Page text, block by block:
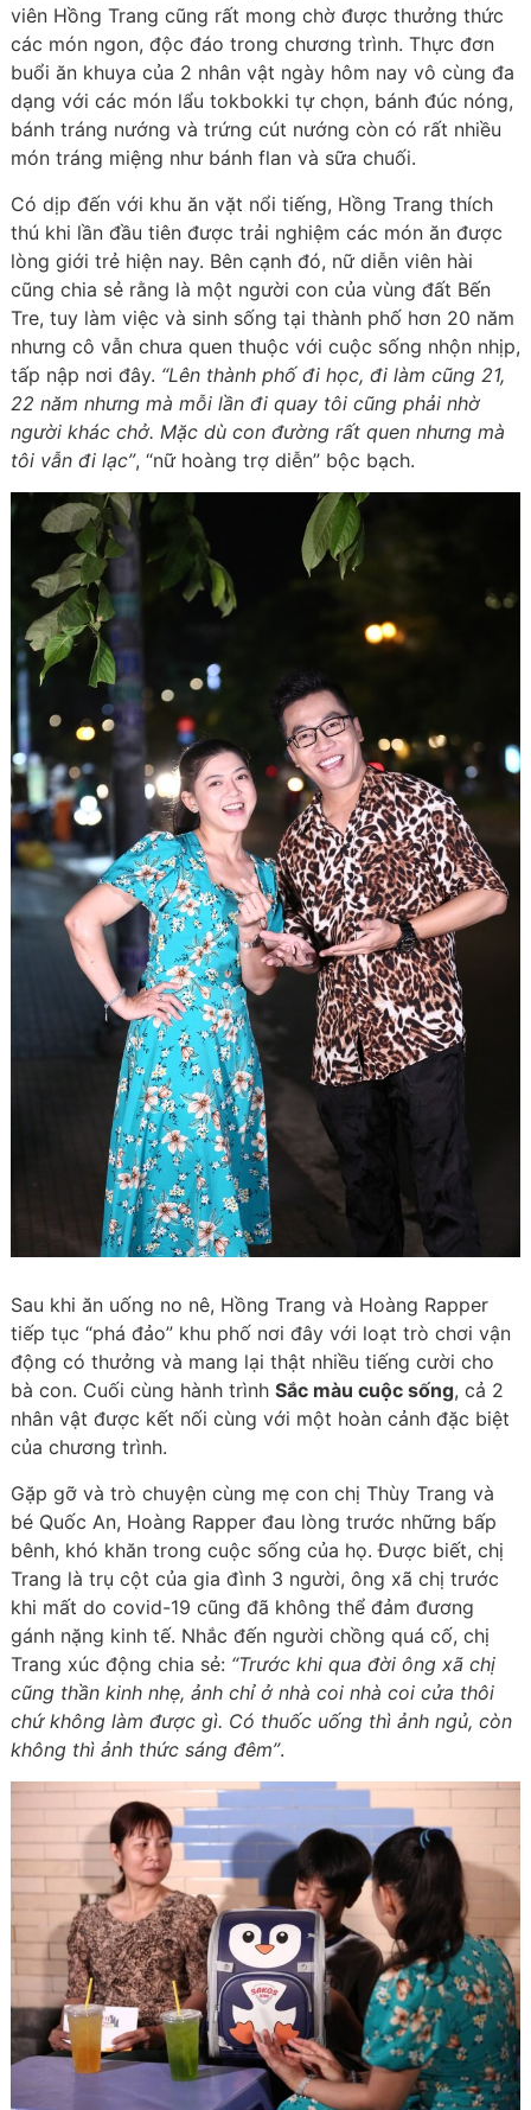
viên Hồng Trang cũng rất mong chờ được thưởng thức
các món ngon, độc đáo trong chương trình. Thực đơn
buổi ăn khuya của 2 nhân vật ngày hôm nay vô cùng đa
dạng với các món lẩu tokbokki tự chọn, bánh đúc nóng,
bánh tráng nướng và trứng cút nướng còn có rất nhiều
món tráng miệng như bánh flan và sữa chuối.
Có dịp đến với khu ăn vặt nổi tiếng, Hồng Trang thích
thú khi lần đầu tiên được trải nghiệm các món ăn được
lòng giới trẻ hiện nay. Bên cạnh đó, nữ diễn viên hài
cũng chia sẻ rằng là một người con của vùng đất Bến
Tre, tuy làm việc và sinh sống tại thành phố hơn 20 năm
nhưng cô vẫn chưa quen thuộc với cuộc sống nhộn nhịp,
tấp nập nơi đây. “Lên thành phố đi học, đi làm cũng 21,
22 năm nhưng mà mỗi lần đi quay tôi cũng phải nhờ
người khác chở. Mặc dù con đường rất quen nhưng mà
tôi vẫn đi lạc”, “nữ hoàng trợ diễn” bộc bạch.
Sau khi ăn uống no nê, Hồng Trang và Hoàng Rapper
tiếp tục “phá đảo” khu phố nơi đây với loạt trò chơi vận
động có thưởng và mang lại thật nhiều tiếng cười cho
bà con. Cuối cùng hành trình Sắc màu cuộc sống, cả 2
nhân vật được kết nối cùng với một hoàn cảnh đặc biệt
của chương trình.
Gặp gỡ và trò chuyện cùng mẹ con chị Thùy Trang và
bé Quốc An, Hoàng Rapper đau lòng trước những bấp
bênh, khó khăn trong cuộc sống của họ. Được biết, chị
Trang là trụ cột của gia đình 3 người, ông xã chị trước
khi mất do covid-19 cũng đã không thể đảm đương
gánh nặng kinh tế. Nhắc đến người chồng quá cố, chị
Trang xúc động chia sẻ: “Trước khi qua đời ông xã chị
cũng thần kinh nhẹ, ảnh chỉ ở nhà coi nhà coi cửa thôi
chứ không làm được gì. Có thuốc uống thì ảnh ngủ, còn
không thì ảnh thức sáng đêm”.